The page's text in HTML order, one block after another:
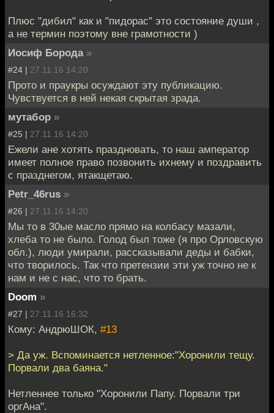
Плюс "дибил" как и "пидорас" это состояние души ,
а не термин поэтому вне грамотности )
Иосиф Борода »
#24 | 27.11.16 14:20
Прото и праукры осуждают эту публикацию.
Чувствуется в ней некая скрытая зрада.
мутабор »
#25 | 27.11.16 14:20
Ежели ане хотять праздновать, то наш амператор
имеет полное право позвонить ихнему и поздравить
с празднегом, ятакщетаю.
Petr_46rus »
#26 | 27.11.16 14:20
Мы то в 30ые масло прямо на колбасу мазали,
хлеба то не было. Голод был тоже (я про Орловскую
обл.), люди умирали, рассказывали деды и бабки,
что творилось. Так что претензии эти уж точно не к
нам и не с нас, что то брать.
Doom »
#27 | 27.11.16 16:32
Кому: АндрюШОК, #13
> Да уж. Вспоминается нетленное:"Хоронили тещу.
Порвали два баяна."
Нетленнее только "Хоронили Папу. Порвали три
оргАна".